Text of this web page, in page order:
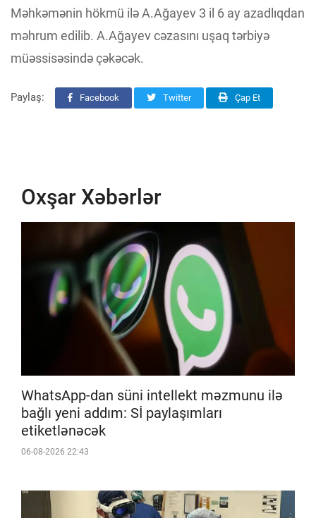
Məhkəmənin hökmü ilə A.Ağayev 3 il 6 ay azadlıqdan
məhrum edilib. A.Ağayev cəzasını uşaq tərbiyə
müəssisəsində çəkəcək.
Paylaş: Facebook Twitter Çap Et
Oxşar Xəbərlər
WhatsApp-dan süni intellekt məzmunu ilə
bağlı yeni addım: Sİ paylaşımları
etiketlənəcək
06-08-2026 22:43